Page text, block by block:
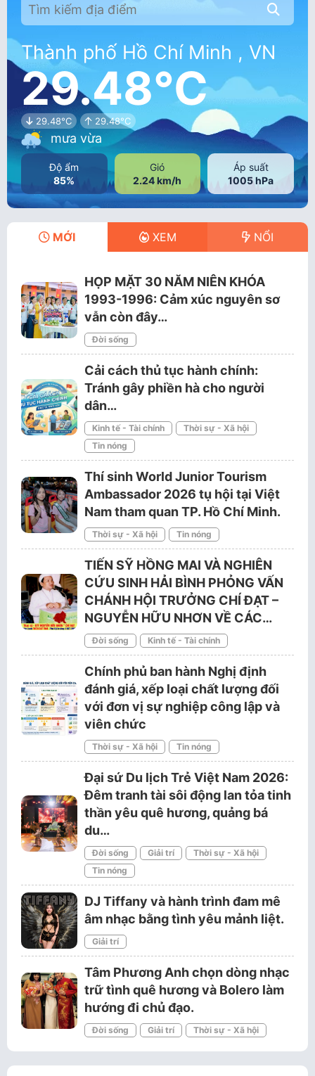
Thành phố Hồ Chí Minh , VN
29.48°C
29.48°C 29.48°C
mưa vừa
Độ ẩm
85%
Gió
2.24 km/h
Áp suất
1005 hPa
MỚI XEM NỔI
HỌP MẶT 30 NĂM NIÊN KHÓA
1993-1996: Cảm xúc nguyên sơ
vẫn còn đây…
Đời sống
Cải cách thủ tục hành chính:
Tránh gây phiền hà cho người
dân…
Kinh tế - Tài chính
Thời sự - Xã hội
Tin nóng
Thí sinh World Junior Tourism
Ambassador 2026 tụ hội tại Việt
Nam tham quan TP. Hồ Chí Minh.
Thời sự - Xã hội Tin nóng
TIẾN SỸ HỒNG MAI VÀ NGHIÊN
CỨU SINH HẢI BÌNH PHỎNG VẤN
CHÁNH HỘI TRƯỞNG CHÍ ĐẠT –
NGUYỄN HỮU NHƠN VỀ CÁC…
Đời sống Kinh tế - Tài chính
Chính phủ ban hành Nghị định
đánh giá, xếp loại chất lượng đối
với đơn vị sự nghiệp công lập và
viên chức
Thời sự - Xã hội Tin nóng
Đại sứ Du lịch Trẻ Việt Nam 2026:
Đêm tranh tài sôi động lan tỏa tinh
thần yêu quê hương, quảng bá
du…
Đời sống Giải trí
Thời sự - Xã hội
Tin nóng
DJ Tiffany và hành trình đam mê
âm nhạc bằng tình yêu mảnh liệt.
Giải trí
Tâm Phương Anh chọn dòng nhạc
trữ tình quê hương và Bolero làm
hướng đi chủ đạo.
Đời sống Giải trí Thời sự - Xã hội